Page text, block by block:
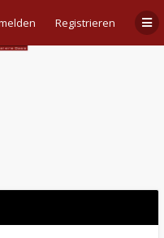
Registrieren